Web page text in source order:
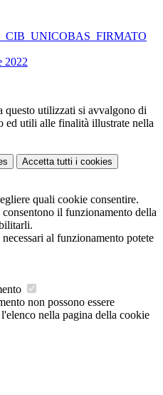
2022
questo utilizzati si avvalgono di
ed utili alle finalità illustrate nella
Accetta tutti i cookies
quali cookie consentire.
il funzionamento della
al funzionamento potete
non possono essere
nella pagina della cookie